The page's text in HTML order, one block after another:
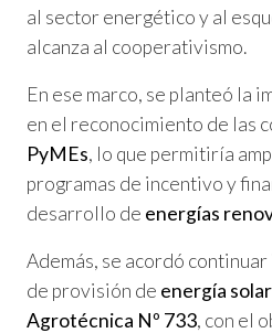
al sector energético y al
alcanza al cooperativismo.
En ese marco, se planteó la
en el reconocimiento de las
PyMEs, lo que permitiría
programas de incentivo y
desarrollo de energías
Además, se acordó
de provisión de energía solar
Agrotécnica Nº 733, con el